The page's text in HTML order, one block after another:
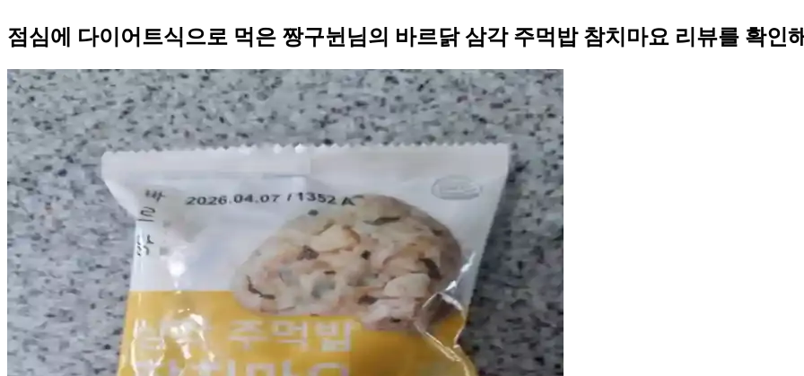
점심에 다이어트식으로 먹은 짱구뉜님의 바르닭 삼각 주먹밥 참치마요 리뷰를 확인